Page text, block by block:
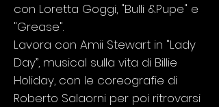
con Loretta Goggi, "Bulli &Pupe" e
"Grease".
Lavora con Amii Stewart in "Lady
Day”, musical sulla vita di Billie
Holiday, con le coreografie di
Roberto Salaorni per poi ritrovarsi